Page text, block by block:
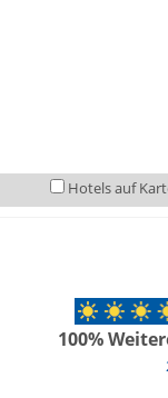
Hotels auf
100%